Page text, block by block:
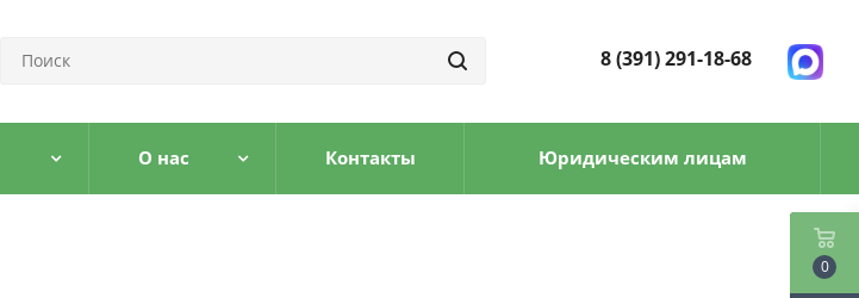
8 (391) 291-18-68
О нас Контакты Юридическим лицам
0